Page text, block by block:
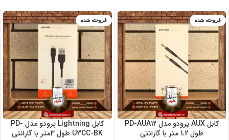
فروخته شده
کابل AUX پرودو مدل PD-AUA12
طول 1.2 متر با گارانتی
فروخته شده
کابل Lightning پرودو مدل PD-
U3CC-BK طول 3متر با گارانتی